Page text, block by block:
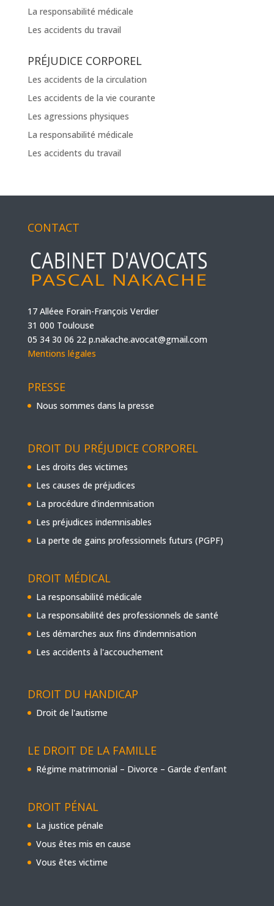
La responsabilité médicale
Les accidents du travail
PRÉJUDICE CORPOREL
Les accidents de la circulation
Les accidents de la vie courante
Les agressions physiques
La responsabilité médicale
Les accidents du travail
CONTACT
17 Alléee Forain-François Verdier
31 000 Toulouse
05 34 30 06 22 p.nakache.avocat@gmail.com
Mentions légales
PRESSE
Nous sommes dans la presse
DROIT DU PRÉJUDICE CORPOREL
Les droits des victimes
Les causes de préjudices
La procédure d'indemnisation
Les préjudices indemnisables
La perte de gains professionnels futurs (PGPF)
DROIT MÉDICAL
La responsabilité médicale
La responsabilité des professionnels de santé
Les démarches aux fins d'indemnisation
Les accidents à l'accouchement
DROIT DU HANDICAP
Droit de l'autisme
LE DROIT DE LA FAMILLE
Régime matrimonial – Divorce – Garde d’enfant
DROIT PÉNAL
La justice pénale
Vous êtes mis en cause
Vous êtes victime